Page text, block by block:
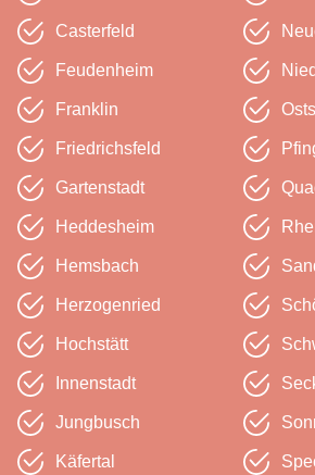
Casterfeld
Feudenheim
Franklin
Friedrichsfeld
Gartenstadt
Heddesheim
Hemsbach
Herzogenried
Hochstätt
Innenstadt
Jungbusch
Käfertal